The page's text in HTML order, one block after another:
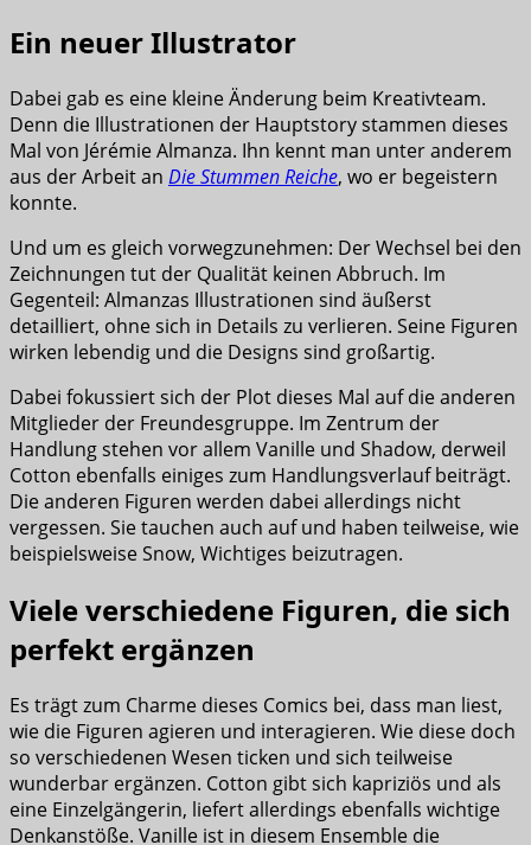
Ein neuer Illustrator
Dabei gab es eine kleine Änderung beim Kreativteam.
Denn die Illustrationen der Hauptstory stammen dieses
Mal von Jérémie Almanza. Ihn kennt man unter anderem
aus der Arbeit an Die Stummen Reiche, wo er begeistern
konnte.
Und um es gleich vorwegzunehmen: Der Wechsel bei den
Zeichnungen tut der Qualität keinen Abbruch. Im
Gegenteil: Almanzas Illustrationen sind äußerst
detailliert, ohne sich in Details zu verlieren. Seine Figuren
wirken lebendig und die Designs sind großartig.
Dabei fokussiert sich der Plot dieses Mal auf die anderen
Mitglieder der Freundesgruppe. Im Zentrum der
Handlung stehen vor allem Vanille und Shadow, derweil
Cotton ebenfalls einiges zum Handlungsverlauf beiträgt.
Die anderen Figuren werden dabei allerdings nicht
vergessen. Sie tauchen auch auf und haben teilweise, wie
beispielsweise Snow, Wichtiges beizutragen.
Viele verschiedene Figuren, die sich
perfekt ergänzen
Es trägt zum Charme dieses Comics bei, dass man liest,
wie die Figuren agieren und interagieren. Wie diese doch
so verschiedenen Wesen ticken und sich teilweise
wunderbar ergänzen. Cotton gibt sich kapriziös und als
eine Einzelgängerin, liefert allerdings ebenfalls wichtige
Denkanstöße. Vanille ist in diesem Ensemble die